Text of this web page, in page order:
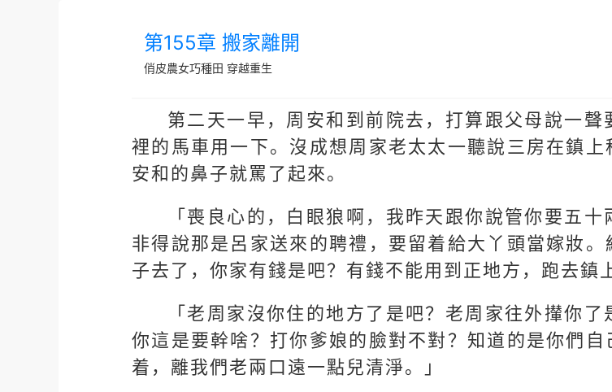
第155章 搬家離開
俏皮農女巧種田 穿越重生
第二天一早，周安和到前院去，打算跟父母說一
裡的馬車用一下。沒成想周家老太太一聽說三房在鎮
安和的鼻子就罵了起來。
「喪良心的，白眼狼啊，我昨天跟你說管你要五
非得說那是呂家送來的聘禮，要留着給大丫頭當嫁妝
子去了，你家有錢是吧？有錢不能用到正地方，跑去鎮
「老周家沒你住的地方了是吧？老周家往外攆你
你這是要幹啥？打你爹娘的臉對不對？知道的是你們
着，離我們老兩口遠一點兒清淨。」